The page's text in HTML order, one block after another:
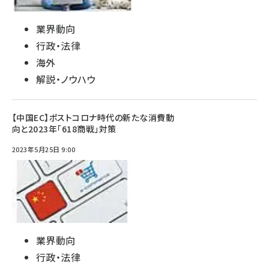
業界動向
行政・法律
海外
解説・ノウハウ
【中国EC】ポストコロナ時代の新たな消費動
向と2023年「618商戦」対策
2023年5月25日 9:00
業界動向
行政・法律